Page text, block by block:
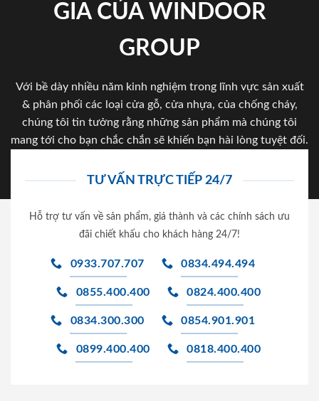
GIA CỦA WINDOOR
GROUP
Với bề dày nhiều năm kinh nghiệm trong lĩnh vực sản xuất
& phân phối các loại cửa gỗ, cửa nhựa, của chống cháy,
chúng tôi tin tưởng rằng những sản phẩm mà chúng tôi
mang tới cho bạn chắc chắn sẽ khiến bạn hài lòng tuyệt đối.
TƯ VẤN TRỰC TIẾP 24/7
Hỗ trợ tư vấn về sản phẩm, giá thành và các chính sách ưu
đãi chiết khấu cho khách hàng 24/7!
0933.707.707 0834.494.494
0855.400.400 0824.400.400
0834.300.300 0854.901.901
0899.400.400 0818.400.400